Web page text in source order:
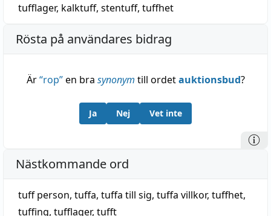
tufflager, kalktuff, stentuff, tuffhet
Rösta på användares bidrag
Är“rop”en bra synonym till ordetauktionsbud?
Ja Nej Vet inte
Nästkommande ord
tuff person, tuffa, tuffa till sig, tuffa villkor, tuffhet,
tuffing, tufflager, tufft